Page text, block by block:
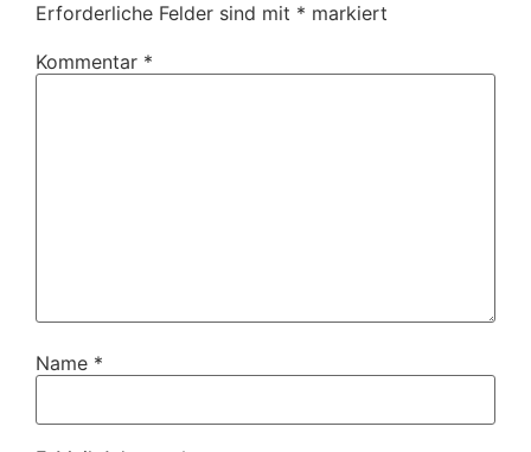
Erforderliche Felder sind mit * markiert
Kommentar *
Name *